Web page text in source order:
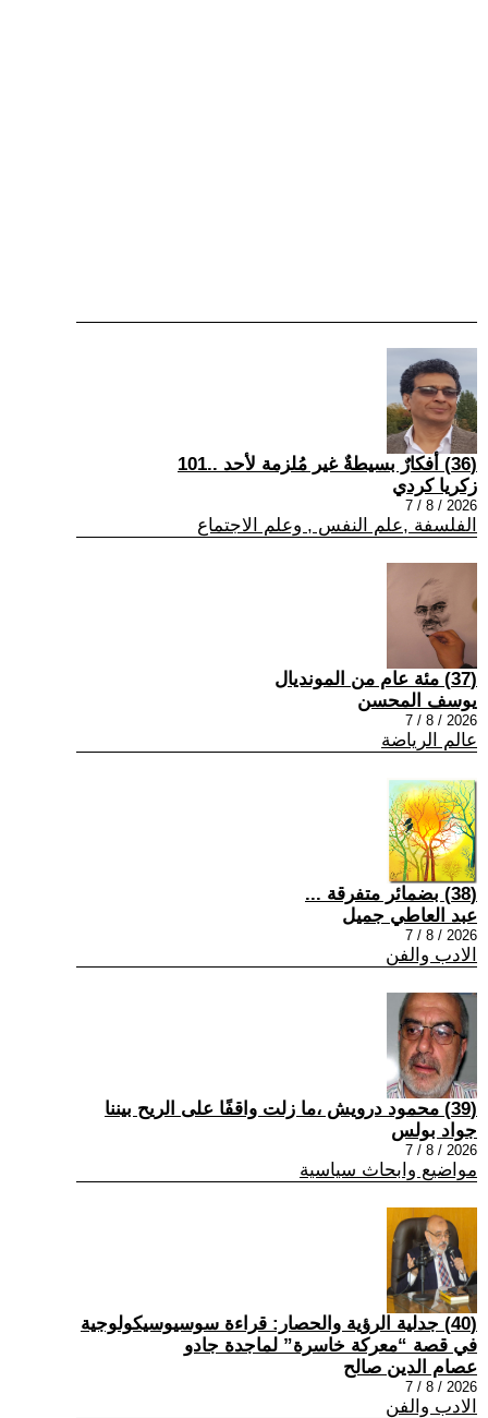
(36) أفكارٌ بسيطةٌ غير مُلزمة لأحد ..101
زكريا كردي
2026 / 8 / 7
الفلسفة ,علم النفس , وعلم الاجتماع
(37) مئة عام من المونديال
يوسف المحسن
2026 / 8 / 7
عالم الرياضة
(38) بضمائر متفرقة ...
عبد العاطي جميل
2026 / 8 / 7
الادب والفن
(39) محمود درويش ،ما زلت واقفًا على الريح بيننا
جواد بولس
2026 / 8 / 7
مواضيع وابحاث سياسية
(40) جدلية الرؤية والحصار: قراءة سوسيوسيكولوجية
في قصة “معركة خاسرة” لماجدة جادو
عصام الدين صالح
2026 / 8 / 7
الادب والفن